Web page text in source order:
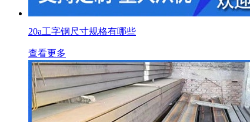
20a工字钢尺寸规格有哪些
查看更多